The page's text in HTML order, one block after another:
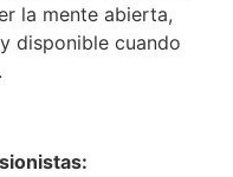
la mente abierta,
disponible cuando